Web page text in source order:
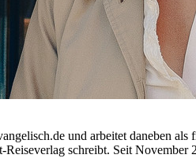
und arbeitet daneben
schreibt. Seit November